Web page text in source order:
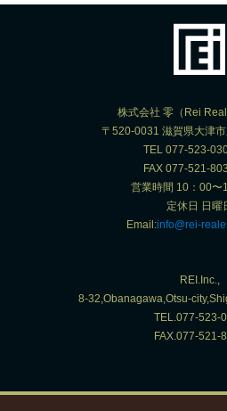
株式会社 零（Rei
〒520-0031 滋賀県大津
TEL 077-523-
FAX 077-521-
営業時間 10：00
定休日 日曜
Email:info@rei-
REI.Inc.,
8-32,Obanagawa,Otsu-
TEL.077-523-
FAX.077-521-